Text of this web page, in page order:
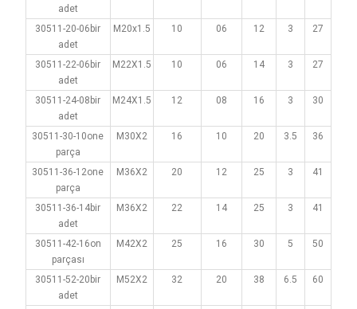
adet
30511-20-06bir
adet
M20x1.5 10 06 12 3 27
30511-22-06bir
adet
M22X1.5 10 06 14 3 27
30511-24-08bir
adet
M24X1.5 12 08 16 3 30
30511-30-10one
parça
M30X2 16 10 20 3.5 36
30511-36-12one
parça
M36X2 20 12 25 3 41
30511-36-14bir
adet
M36X2 22 14 25 3 41
30511-42-16on
parçası
M42X2 25 16 30 5 50
30511-52-20bir
adet
M52X2 32 20 38 6.5 60